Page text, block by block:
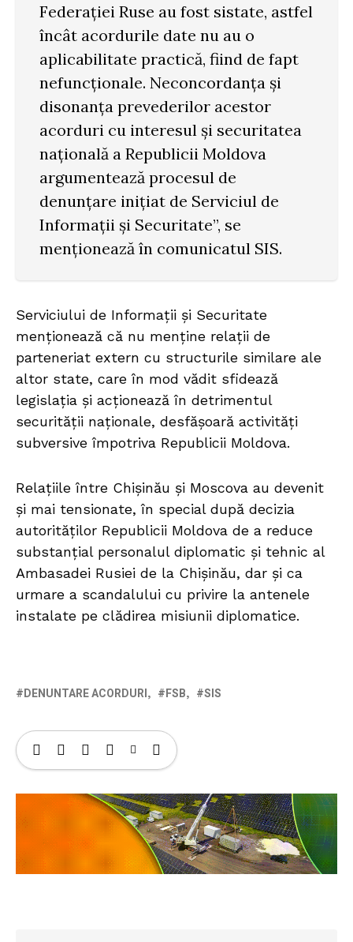
Federației Ruse au fost sistate, astfel
încât acordurile date nu au o
aplicabilitate practică, fiind de fapt
nefuncționale. Neconcordanța și
disonanța prevederilor acestor
acorduri cu interesul și securitatea
națională a Republicii Moldova
argumentează procesul de
denunțare inițiat de Serviciul de
Informații și Securitate”, se
menționează în comunicatul SIS.
Serviciului de Informații și Securitate
menționează că nu menține relații de
parteneriat extern cu structurile similare ale
altor state, care în mod vădit sfidează
legislația și acționează în detrimentul
securității naționale, desfășoară activități
subversive împotriva Republicii Moldova.
Relațiile între Chișinău și Moscova au devenit
și mai tensionate, în special după decizia
autorităților Republicii Moldova de a reduce
substanțial personalul diplomatic și tehnic al
Ambasadei Rusiei de la Chișinău, dar și ca
urmare a scandalului cu privire la antenele
instalate pe clădirea misiunii diplomatice.
DENUNTARE ACORDURI FSB SIS